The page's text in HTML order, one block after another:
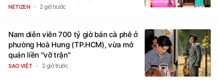
phường Hoà Hưng (TP.HCM), vừa mở
quán liền "vỡ trận"
SAO VIỆT 3 giờ trước